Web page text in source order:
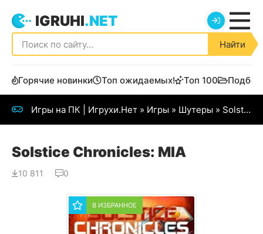
IGRUHI.NET
Найти
Горячие новинки Топ ожидаемых! Топ 100
Игры на ПК | Игрухи.Нет » Игры » Шутеры » Solstice Chronicles: MIA
Solstice Chronicles: MIA
10 811 0
В ИЗБРАННОЕ